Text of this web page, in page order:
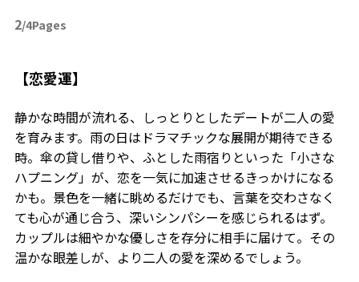
2/4Pages
【恋愛運】
静かな時間が流れる、しっとりとしたデートが二人の愛
を育みます。雨の日はドラマチックな展開が期待できる
時。傘の貸し借りや、ふとした雨宿りといった「小さな
ハプニング」が、恋を一気に加速させるきっかけになる
かも。景色を一緒に眺めるだけでも、言葉を交わさなく
ても心が通じ合う、深いシンパシーを感じられるはず。
カップルは細やかな優しさを存分に相手に届けて。その
温かな眼差しが、より二人の愛を深めるでしょう。